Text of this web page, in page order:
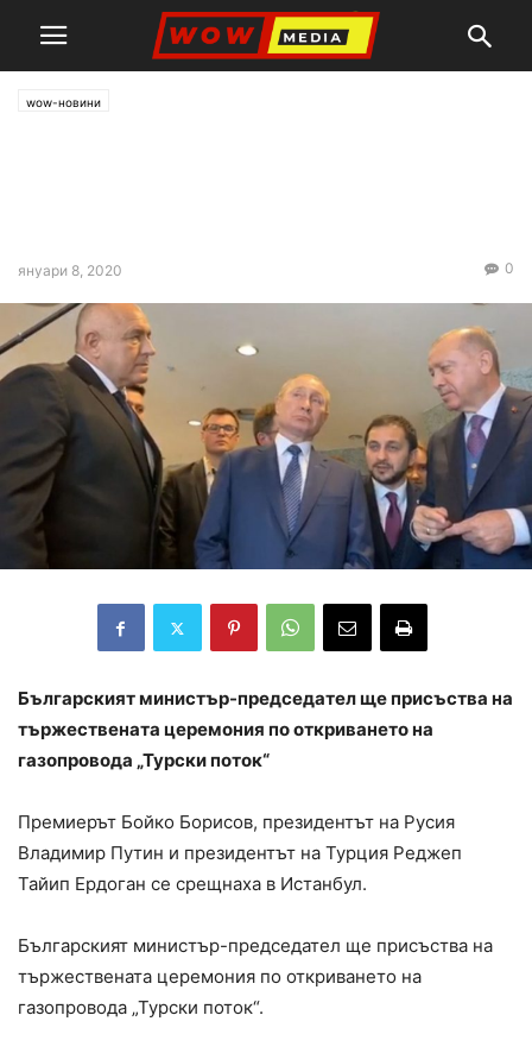
wow-новини
януари 8, 2020 0
Българският министър-председател ще присъства на
тържествената церемония по откриването на
газопровода „Турски поток“
Премиерът Бойко Борисов, президентът на Русия
Владимир Путин и президентът на Турция Реджеп
Тайип Ердоган се срещнаха в Истанбул.
Българският министър-председател ще присъства на
тържествената церемония по откриването на
газопровода „Турски поток“.